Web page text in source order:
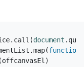
. call (document .
.map(function
(offcanvasEl )